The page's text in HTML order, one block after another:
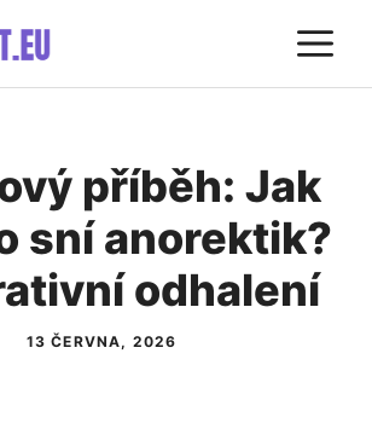
příběh: Jak
sní anorektik?
odhalení
13 ČERVNA, 2026